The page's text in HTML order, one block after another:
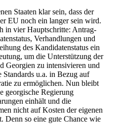
Staaten klar sein, dass der
EU noch ein langer sein wird.
in vier Haupt­schritte: Antrag­
Verhand­lungen und
des Kandi­da­ten­status ein
um die Unter­stützung der
Georgien zu inten­si­vieren und
u.a. in Bezug auf
zu ermög­lichen. Nun bleibt
georgische Regierung
einhält und die
nicht auf Kosten der eigenen
Denn so eine gute Chance wie